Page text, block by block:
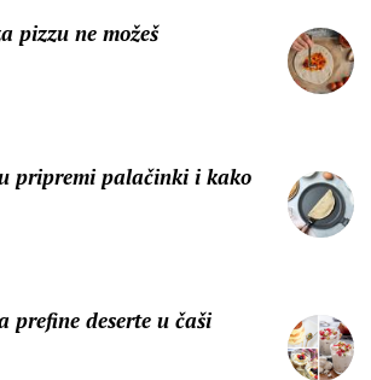
pizzu ne možeš
u pripremi palačinki i kako
prefine deserte u čaši